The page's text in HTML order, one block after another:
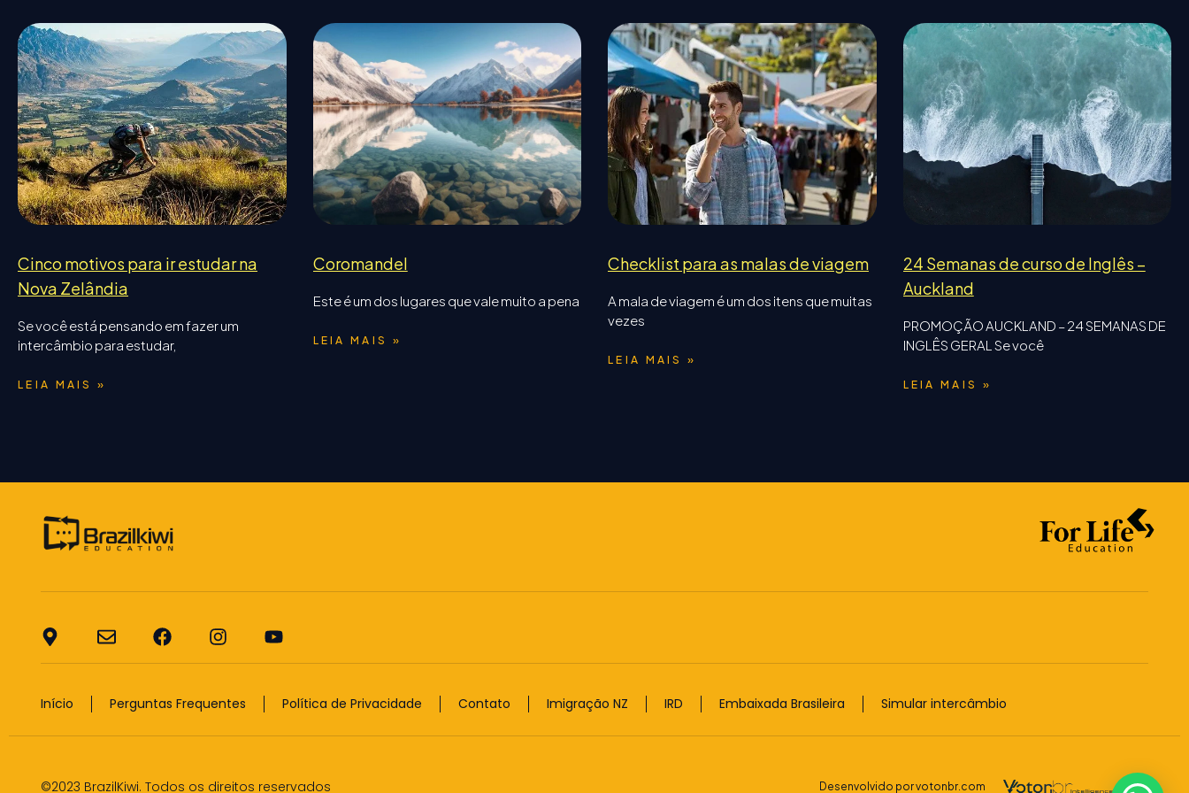
Cinco motivos para ir estudar na
Nova Zelândia
Se você está pensando em fazer um
intercâmbio para estudar,
LEIA MAIS »
Coromandel
Este é um dos lugares que vale muito a pena
LEIA MAIS »
Checklist para as malas de viagem
A mala de viagem é um dos itens que muitas
vezes
LEIA MAIS »
24 Semanas de curso de Inglês –
Auckland
PROMOÇÃO AUCKLAND – 24 SEMANAS DE
INGLÊS GERAL Se você
LEIA MAIS »
Início Perguntas Frequentes Política de Privacidade Contato Imigração NZ IRD Embaixada Brasileira Simular intercâmbio
©2023 BrazilKiwi. Todos os direitos reservados Desenvolvido por votonbr.com